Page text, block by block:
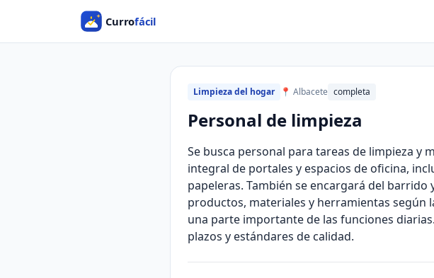
Limpieza del hogar 📍 Albacete completa
Personal de limpieza
Se busca personal para tareas de limpieza y
integral de portales y espacios de oficina,
papeleras. También se encargará del
productos, materiales y herramientas según
una parte importante de las funciones
plazos y estándares de calidad.